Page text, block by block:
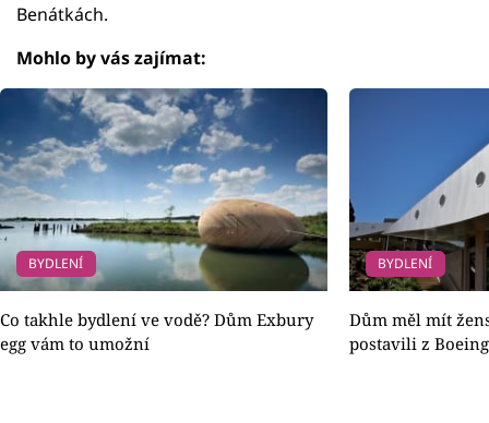
Benátkách.
Mohlo by vás zajímat:
BYDLENÍ
Co takhle bydlení ve vodě? Dům Exbury
egg vám to umožní
BYDLENÍ
Dům měl mít
postavili z